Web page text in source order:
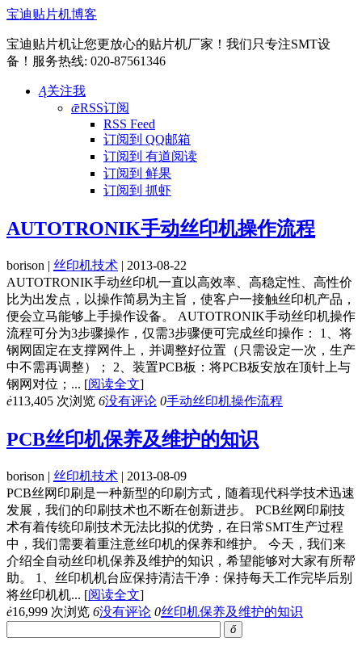
宝迪贴片机博客
宝迪贴片机让您更放心的贴片机厂家！我们只专注SMT设
备！服务热线: 020-87561346
Ą关注我
ǣRSS订阅
RSS Feed
订阅到 QQ邮箱
订阅到 有道阅读
订阅到 鲜果
订阅到 抓虾
AUTOTRONIK手动丝印机操作流程
borison | 丝印机技术 | 2013-08-22
AUTOTRONIK手动丝印机一直以高效率、高稳定性、高性价
比为出发点，以操作简易为主旨，使客户一接触丝印机产品，
便会立马能够上手操作设备。 AUTOTRONIK手动丝印机操作
流程可分为3步骤操作，仅需3步骤便可完成丝印操作： 1、将
钢网固定在支撑网件上，并调整好位置（只需设定一次，生产
中不需再调整）； 2、装置PCB板：将PCB板安放在顶针上与
钢网对位；... [阅读全文]
ė113,405 次浏览 6没有评论 0手动丝印机操作流程
PCB丝印机保养及维护的知识
borison | 丝印机技术 | 2013-08-09
PCB丝网印刷是一种新型的印刷方式，随着现代科学技术迅速
发展，我们的印刷技术也不断在创新进步。 PCB丝网印刷技
术有着传统印刷技术无法比拟的优势，在日常SMT生产过程
中，我们需要着重注意丝印机的保养和维护。 今天，我们来
介绍全自动丝印机保养及维护的知识，希望能够对大家有所帮
助。 1、丝印机机台应保持清洁干净：保持每天工作完毕后别
将丝印机机... [阅读全文]
ė16,999 次浏览 6没有评论 0丝印机保养及维护的知识
ő